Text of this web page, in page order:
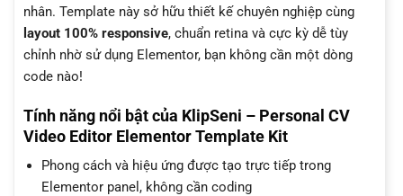
nhân. Template này sở hữu thiết kế chuyên nghiệp cùng
layout 100% responsive, chuẩn retina và cực kỳ dễ tùy
chỉnh nhờ sử dụng Elementor, bạn không cần một dòng
code nào!
Tính năng nổi bật của KlipSeni – Personal CV
Video Editor Elementor Template Kit
Phong cách và hiệu ứng được tạo trực tiếp trong
Elementor panel, không cần coding